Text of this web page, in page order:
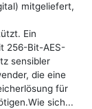
mitgeliefert,
Ein
256-Bit-AES-
sensibler
die eine
für
sich...